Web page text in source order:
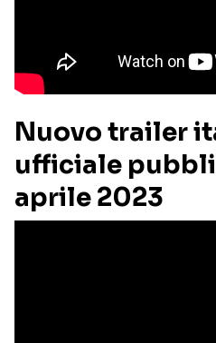
Nuovo trailer
ufficiale
aprile 2023